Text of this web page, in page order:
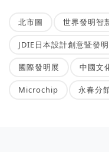
北市圖 世界發明智
JDIE日本設計創意暨發
國際發明展 中國文
Microchip 永春分